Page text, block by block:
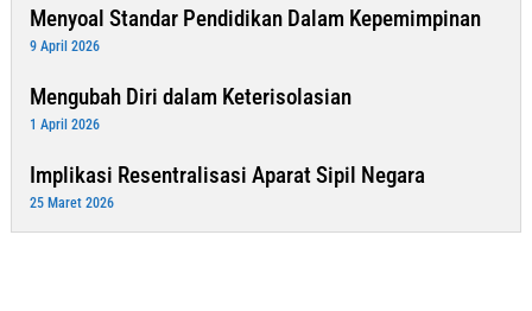
Menyoal Standar Pendidikan Dalam Kepemimpinan
9 April 2026
Mengubah Diri dalam Keterisolasian
1 April 2026
Implikasi Resentralisasi Aparat Sipil Negara
25 Maret 2026